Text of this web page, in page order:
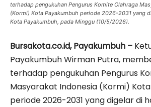
terhadap pengukuhan Pengurus Komite Olahraga
(Kormi) Kota Payakumbuh periode 2026-2031 yang
Kota Payakumbuh, pada Minggu (10/5/2026).
Bursakota.co.id, Payakumbuh –
Payakumbuh Wirman Putra,
terhadap pengukuhan Pengurus
Masyarakat Indonesia (Kormi)
periode 2026-2031 yang digelar di